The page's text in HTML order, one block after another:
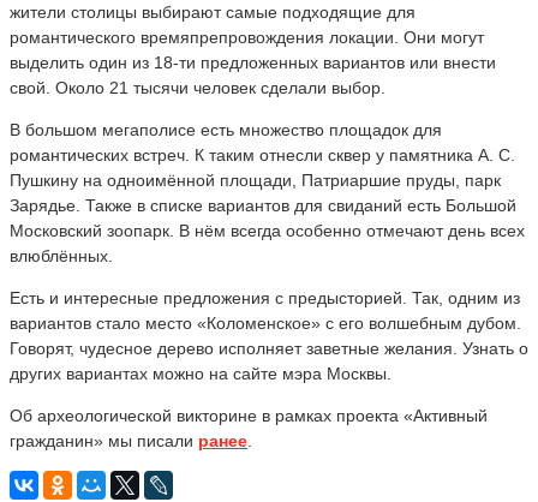
жители столицы выбирают самые подходящие для
романтического времяпрепровождения локации. Они могут
выделить один из 18-ти предложенных вариантов или внести
свой. Около 21 тысячи человек сделали выбор.
В большом мегаполисе есть множество площадок для
романтических встреч. К таким отнесли сквер у памятника А. С.
Пушкину на одноимённой площади, Патриаршие пруды, парк
Зарядье. Также в списке вариантов для свиданий есть Большой
Московский зоопарк. В нём всегда особенно отмечают день всех
влюблённых.
Есть и интересные предложения с предысторией. Так, одним из
вариантов стало место «Коломенское» с его волшебным дубом.
Говорят, чудесное дерево исполняет заветные желания. Узнать о
других вариантах можно на сайте мэра Москвы.
Об археологической викторине в рамках проекта «Активный
гражданин» мы писали ранее